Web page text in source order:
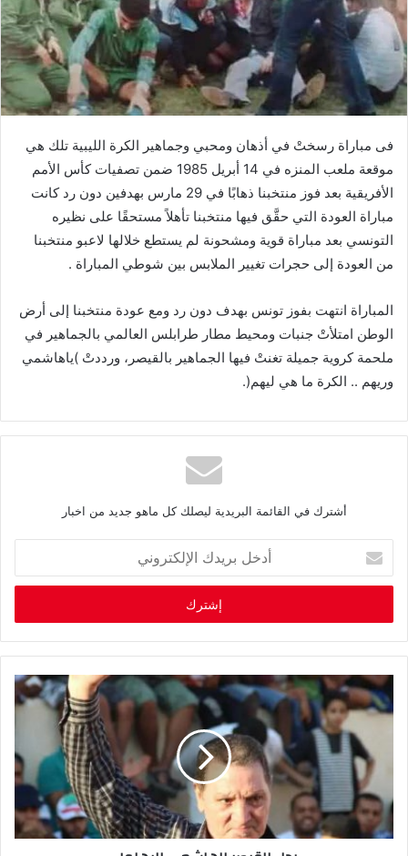
فى مباراة رسختْ في أذهان ومحبي وجماهير الكرة الليبية تلك هي
موقعة ملعب المنزه في 14 أبريل 1985 ضمن تصفيات كأس الأمم
الأفريقية بعد فوز منتخبنا ذهابًا في 29 مارس بهدفين دون رد كانت
مباراة العودة التي حقَّق فيها منتخبنا تأهلاً مستحقًا على نظيره
التونسي بعد مباراة قوية ومشحونة لم يستطع خلالها لاعبو منتخبنا
من العودة إلى حجرات تغيير الملابس بين شوطي المباراة .
المباراة انتهت بفوز تونس بهدف دون رد ومع عودة منتخبنا إلى أرض
الوطن امتلأتْ جنبات ومحيط مطار طرابلس العالمي بالجماهير في
ملحمة كروية جميلة تغنتْ فيها الجماهير بالقيصر، ورددتْ )ياهاشمي
وريهم .. الكرة ما هي ليهم(.
أشترك في القائمة البريدية ليصلك كل ماهو جديد من اخبار
خ
ب
ر
د
ك
ا
ك
ت
ر